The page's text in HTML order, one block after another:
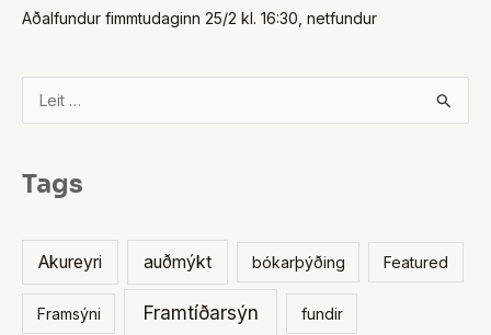
Aðalfundur fimmtudaginn 25/2 kl. 16:30, netfundur
f
Tags
Akureyri auðmýkt bókarþýðing Featured
Framsýni Framtíðarsýn fundir